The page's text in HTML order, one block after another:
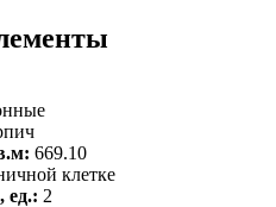
669.10
клетке
ед.: 2